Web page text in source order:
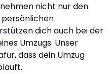
nicht nur den
dich auch bei der
Umzugs. Unser
dass dein Umzug